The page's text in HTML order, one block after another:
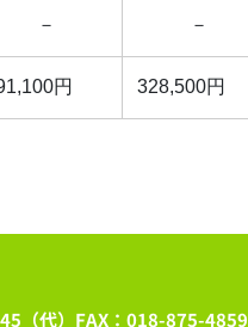
－ －
円 328,500円
（代）FAX：018-875-4859